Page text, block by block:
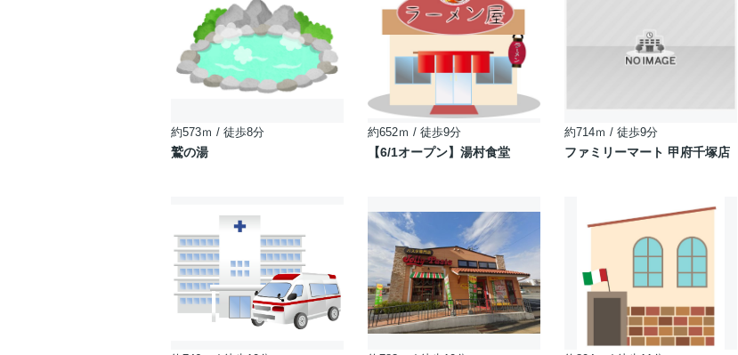
約573ｍ / 徒歩8分
鷲の湯
約652ｍ / 徒歩9分
【6/1オープン】湯村食堂
約714ｍ / 徒歩9分
ファミリーマート 甲府千塚店